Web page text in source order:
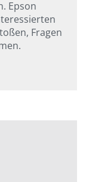
Epson
Fragen